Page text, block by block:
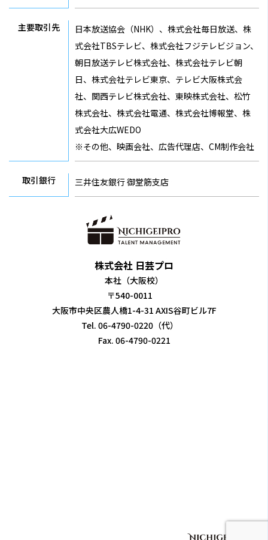
主要取引先
日本放送協会（NHK）、株式会社毎日放送、株
式会社TBSテレビ、株式会社フジテレビジョン、
朝日放送テレビ株式会社、株式会社テレビ朝
日、株式会社テレビ東京、テレビ大阪株式会
社、関西テレビ株式会社、東映株式会社、松竹
株式会社、株式会社電通、株式会社博報堂、株
式会社大広WEDO
※その他、映画会社、広告代理店、CM制作会社
取引銀行 三井住友銀行 御堂筋支店
株式会社 日芸プロ
本社（大阪校）
〒540-0011
大阪市中央区農人橋1-4-31 AXIS谷町ビル7F
Tel. 06-4790-0220（代）
Fax. 06-4790-0221